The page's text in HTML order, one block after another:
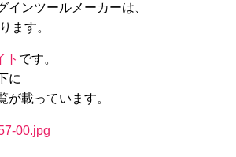
インツールメーカーは、
ます。
ト です。
に
が載っています。